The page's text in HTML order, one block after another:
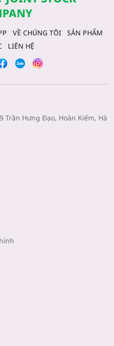
VỀ CHÚNG TÔI
SẢN PHẨM
LIÊN HỆ
Trần Hưng Đạo, Hoàn Kiếm, Hà